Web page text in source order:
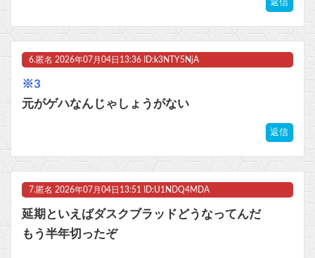
返信
6. 匿名 2026年07月04日13:36 ID:k3NTY5NjA
※3
元がゲハなんじゃしょうがない
返信
7. 匿名 2026年07月04日13:51 ID:U1NDQ4MDA
延期といえばダスクブラッドどうなってんだ
もう半年切ったぞ